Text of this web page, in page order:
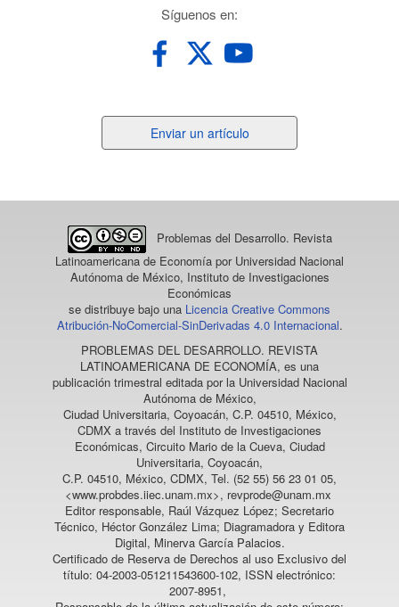
Síguenos en:
un
Enviar un artículo
Problemas del Desarrollo. Revista
Latinoamericana de Economía por Universidad Nacional
Autónoma de México, Instituto de Investigaciones
Económicas
se distribuye bajo una Licencia Creative Commons
Atribución-NoComercial-SinDerivadas 4.0 Internacional.
PROBLEMAS DEL DESARROLLO. REVISTA
LATINOAMERICANA DE ECONOMÍA, es una
publicación trimestral editada por la Universidad Nacional
Autónoma de México,
Ciudad Universitaria, Coyoacán, C.P. 04510, México,
CDMX a través del Instituto de Investigaciones
Económicas, Circuito Mario de la Cueva, Ciudad
Universitaria, Coyoacán,
C.P. 04510, México, CDMX, Tel. (52 55) 56 23 01 05,
<www.probdes.iiec.unam.mx>, revprode@unam.mx
Editor responsable, Raúl Vázquez López; Secretario
Técnico, Héctor González Lima; Diagramadora y Editora
Digital, Minerva García Palacios.
Certificado de Reserva de Derechos al uso Exclusivo del
título: 04-2003-051211543600-102, ISSN electrónico:
2007-8951,